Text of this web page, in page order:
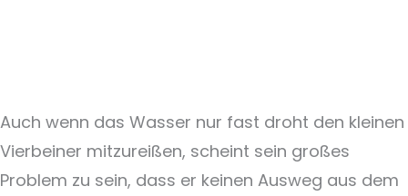
Auch wenn das Wasser nur fast droht den kleinen
Vierbeiner mitzureißen, scheint sein großes
Problem zu sein, dass er keinen Ausweg aus dem